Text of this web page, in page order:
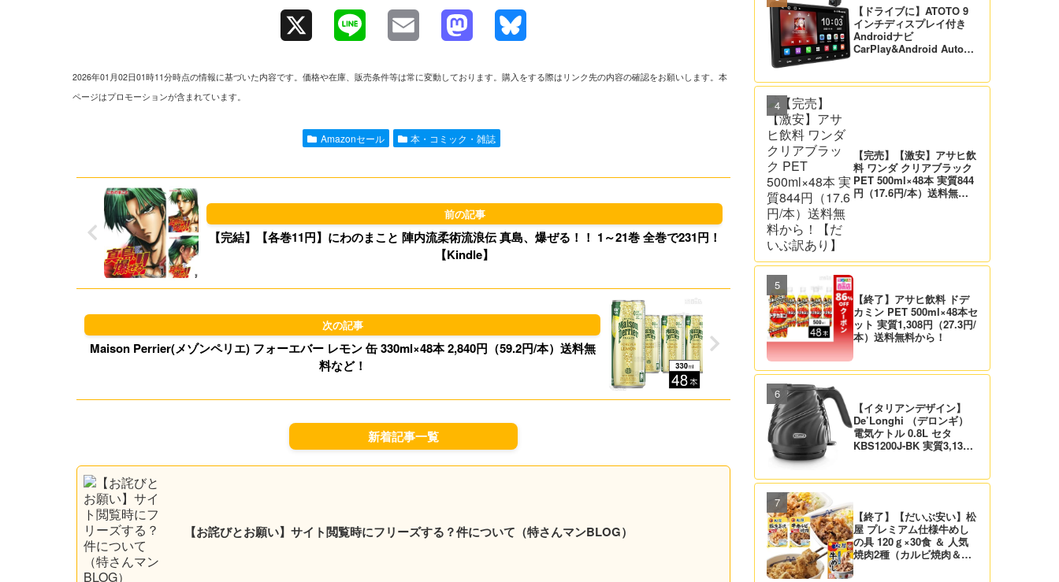
l o
d
o
n
k
2026年01月02日01時11分時点の情報に基づいた内容です。価格や在庫、販売条件等は常に変動しております。購入をする際はリンク先の内容の確認をお願いします。本
ページはプロモーションが含まれています。
Amazonセール 本・コミック・雑誌
【完結】【各巻11円】にわのまこと 陣内流柔術流浪伝 真島、爆ぜる！！ 1～21巻 全巻で231円！
【Kindle】
Maison Perrier(メゾンペリエ) フォーエバー レモン 缶 330ml×48本 2,840円（59.2円/本）送料無
料など！
新着記事一覧
【お詫びとお願い】サイト閲覧時にフリーズする？件について（特さんマンBLOG）
【ドライブに】ATOTO 9
インチディスプレイ付き
Androidナビ
CarPlay&Android Auto対
【完売】【激安】アサヒ飲
料 ワンダ クリアブラック
PET 500ml×48本 実質844
円（17.6円/本）送料無料
【終了】アサヒ飲料 ドデ
カミン PET 500ml×48本セ
ット 実質1,308円（27.3円/
本）送料無料から！
【イタリアンデザイン】
De’Longhi （デロンギ）
電気ケトル 0.8L セタ
KBS1200J-BK 実質3,132
【終了】【だいぶ安い】松
屋 プレミアム仕様牛めし
の具 120ｇ×30食 ＆ 人気
焼肉2種（カルビ焼肉＆生